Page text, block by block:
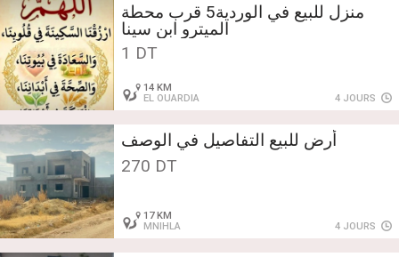
منزل للبيع في الوردية5 قرب محطة
الميترو ابن سينا
1 DT
14 KM
EL OUARDIA
4 JOURS
أرض للبيع التفاصيل في الوصف
270 DT
17 KM
MNIHLA
4 JOURS